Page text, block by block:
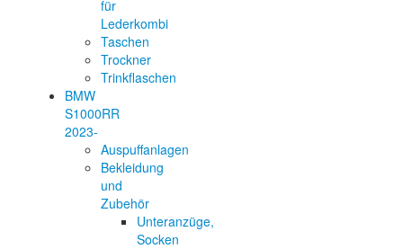
für
Lederkombi
Taschen
Trockner
Trinkflaschen
BMW
S1000RR
2023-
Auspuffanlagen
Bekleidung
und
Zubehör
Unteranzüge,
Socken